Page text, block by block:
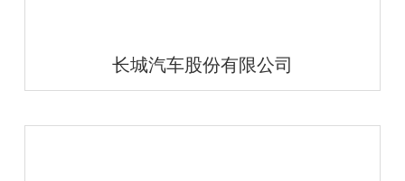
长城汽车股份有限公司